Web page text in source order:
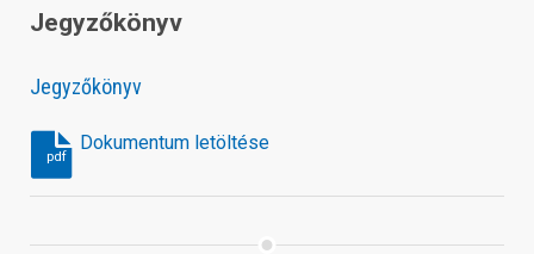
Jegyzőkönyv
Jegyzőkönyv
Dokumentum letöltése
pdf